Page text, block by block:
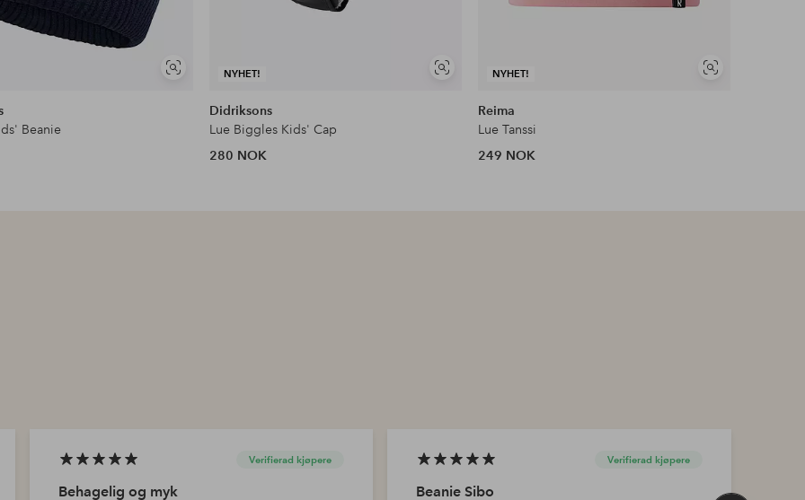
Vis
Beanie
NYHET!
Vis
Didriksons
Lue Biggles Kids' Cap
280 NOK
NYHET!
Vis
Reima
Lue Tanssi
249 NOK
Verifierad kjøpere
Behagelig og myk
Verifierad kjøpere
Beanie Sibo